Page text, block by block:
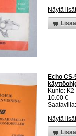
Näytä
Echo
Kunto:
10.00 €
Näytä